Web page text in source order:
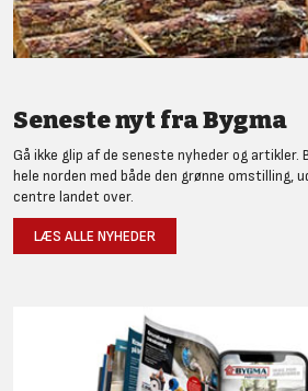
Seneste nyt fra Bygma
Gå ikke glip af de seneste nyheder og
hele norden med både den grønne omstilling,
centre landet over.
LÆS ALLE NYHEDER